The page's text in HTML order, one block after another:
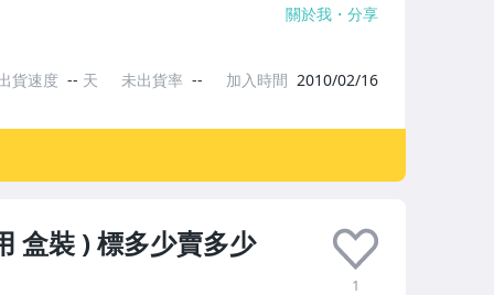
盒裝 ) 標多少賣多少
1
關於我 分享
貨速度 -- 天 未出貨率 -- 加入時間 2010/02/16